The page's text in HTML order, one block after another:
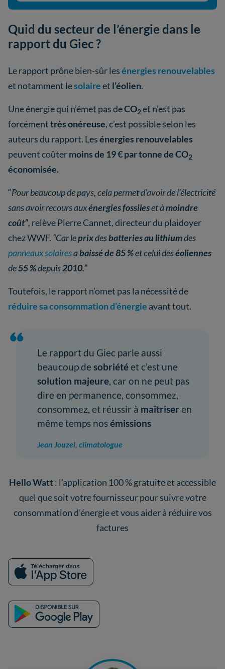
Quid du secteur de l’énergie dans le
rapport du Giec ?
Le rapport prône bien-sûr lesénergies renouvelables
et notamment lesolaireet l’éolien.
Une énergie qui n’émet pas deCO2et n’est pas
forcémenttrès onéreuse, c'est possible selon les
auteurs du rapport. Lesénergies renouvelables
peuvent coûtermoins de 19 € par tonne de CO2
économisée.
“Pour beaucoup de pays, cela permet d’avoir de l’électricité
sans avoir recours auxénergies fossileset àmoindre
coût”, relève Pierre Cannet, directeur du plaidoyer
chez WWF. “Car leprixdesbatteries au lithiumdes
panneaux solairesabaissé de 85 %et celui deséoliennes
de55 %depuis2010.”
Toutefois, le rapport n’omet pas la nécessité de
réduire sa consommation d’énergie avant tout.
Le rapport du Giec parle aussi
beaucoup desobriétéet c’est une
solution majeure, car on ne peut pas
dire en permanence, consommez,
consommez, et réussir à maîtriseren
même temps nosémissions
Jean Jouzel, climatologue
Hello Watt: l’application 100 % gratuite et accessible
quel que soit votre fournisseur pour suivre votre
consommation d'énergie et vous aider à réduire vos
factures